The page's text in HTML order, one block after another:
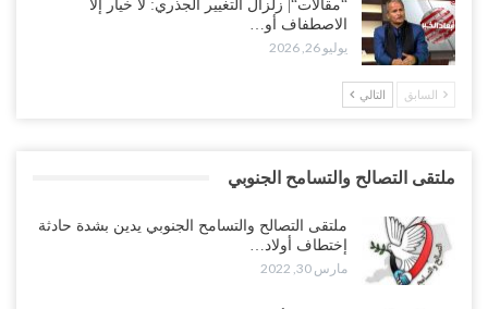
“مقالات“| زلزال التغيير الجذري: لا خيار إلا
الاصطفاف أو…
يوليو 26, 2026
السابق التالي
ملتقى التصالح والتسامح الجنوبي
ملتقى التصالح والتسامح الجنوبي يدين بشدة حادثة
إختطاف أولاد…
مارس 30, 2022